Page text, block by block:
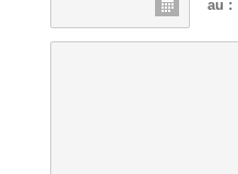
au :